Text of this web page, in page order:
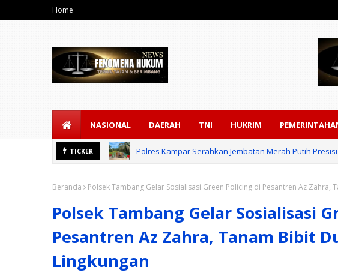
Home
NASIONAL DAERAH TNI HUKRIM
TICKER Polres Kampar Serahkan Jembatan Merah Putih
Beranda Polsek Tambang Gelar Sosialisasi Green Policing di Pesantren Az Zahra,
Polsek Tambang Gelar Sosialisasi
Pesantren Az Zahra, Tanam Bibit
Lingkungan